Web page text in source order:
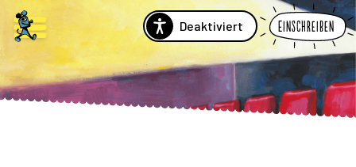
Deaktiviert Einschreiben